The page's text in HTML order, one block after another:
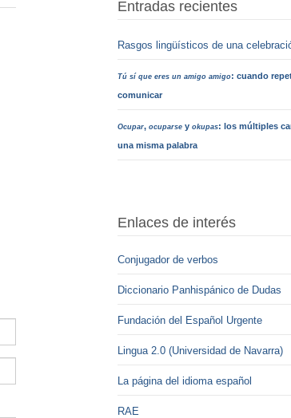
Entradas recientes
Rasgos lingüísticos de una
Tú sí que eres un amigo amigo: cuando
comunicar
Ocupar, ocuparsey okupas: los múltiples
una misma palabra
Enlaces de interés
Conjugador de verbos
Diccionario Panhispánico de Dudas
Fundación del Español Urgente
Lingua 2.0 (Universidad de Navarra)
La página del idioma español
RAE